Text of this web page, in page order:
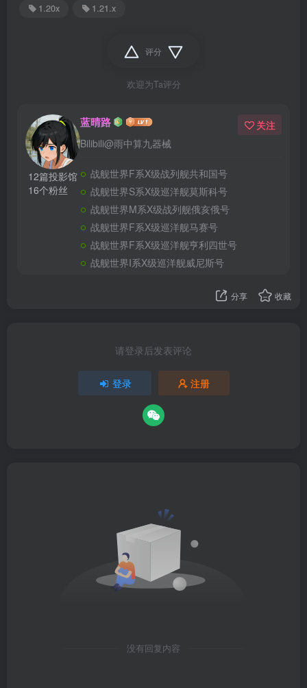
1.20x
1.21.x
评分
欢迎为Ta评分
12篇投影馆
16个粉丝
蓝晴路
Bilibili@雨中算九器械
关注
战舰世界F系X级战列舰共和国号
战舰世界S系X级巡洋舰莫斯科号
战舰世界M系X级战列舰俄亥俄号
战舰世界F系X级巡洋舰马赛号
战舰世界F系X级巡洋舰亨利四世号
战舰世界I系X级巡洋舰威尼斯号
分享 收藏
请登录后发表评论
登录 注册
没有回复内容